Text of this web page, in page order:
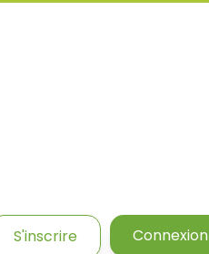
S'inscrire Connexion